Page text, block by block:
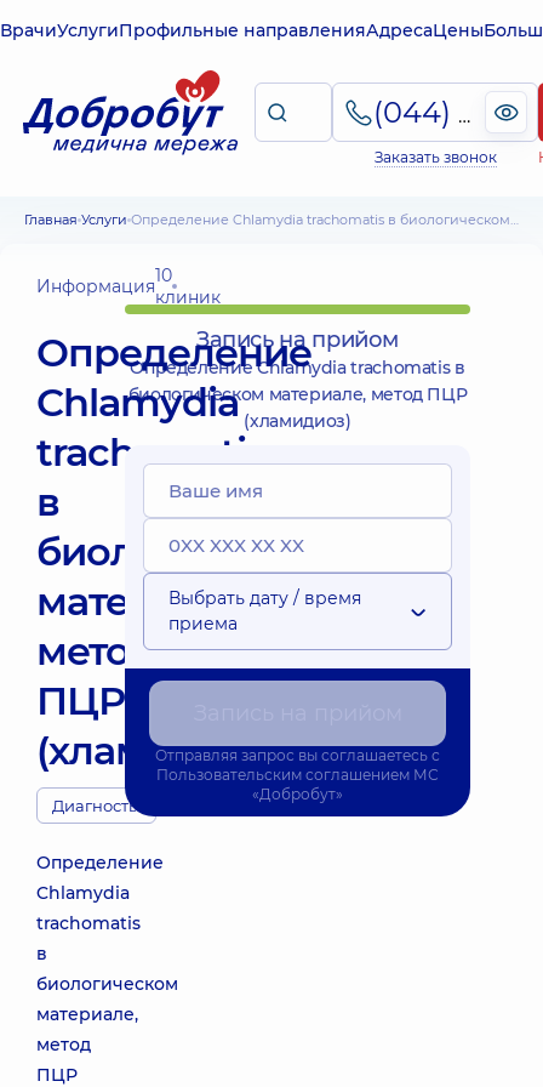
ВрачиУслугиПрофильные направленияАдресаЦены
(044) 495-2-888
Заказать звонок
Главная Услуги Определение Chlamydia trachomatis в биологическом материале, метод ПЦР (хламидиоз)
Информация10
клиник
Определение
Chlamydia
trachomatis
в
биологическом
материале,
метод
ПЦР
(хламидиоз)
Диагносты
Определение
Chlamydia
trachomatis
в
биологическом
материале,
метод
ПЦР
Запись на прийом
Определение Chlamydia trachomatis в
биологическом материале, метод ПЦР
(хламидиоз)
Выбрать дату / время
приема
Отправляя запрос вы соглашаетесь с
Пользовательским соглашением МС
«Добробут»